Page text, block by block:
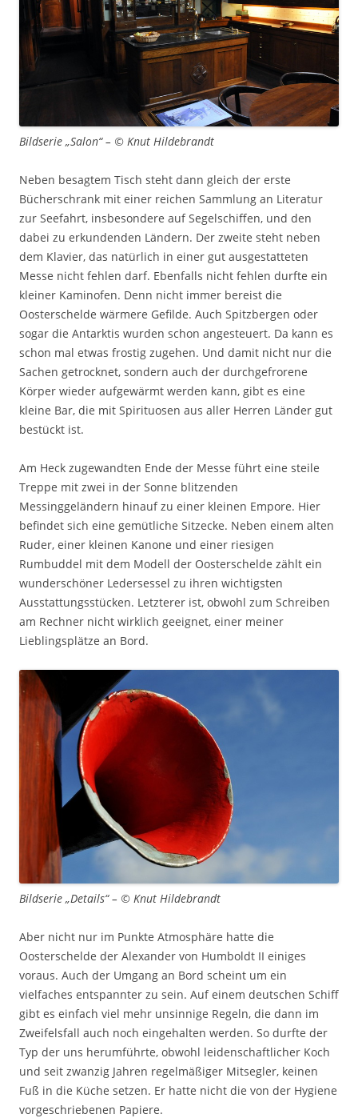
Bildserie „Salon“ – © Knut Hildebrandt
Neben besagtem Tisch steht dann gleich der erste
Bücherschrank mit einer reichen Sammlung an Literatur
zur Seefahrt, insbesondere auf Segelschiffen, und den
dabei zu erkundenden Ländern. Der zweite steht neben
dem Klavier, das natürlich in einer gut ausgestatteten
Messe nicht fehlen darf. Ebenfalls nicht fehlen durfte ein
kleiner Kaminofen. Denn nicht immer bereist die
Oosterschelde wärmere Gefilde. Auch Spitzbergen oder
sogar die Antarktis wurden schon angesteuert. Da kann es
schon mal etwas frostig zugehen. Und damit nicht nur die
Sachen getrocknet, sondern auch der durchgefrorene
Körper wieder aufgewärmt werden kann, gibt es eine
kleine Bar, die mit Spirituosen aus aller Herren Länder gut
bestückt ist.
Am Heck zugewandten Ende der Messe führt eine steile
Treppe mit zwei in der Sonne blitzenden
Messinggeländern hinauf zu einer kleinen Empore. Hier
befindet sich eine gemütliche Sitzecke. Neben einem alten
Ruder, einer kleinen Kanone und einer riesigen
Rumbuddel mit dem Modell der Oosterschelde zählt ein
wunderschöner Ledersessel zu ihren wichtigsten
Ausstattungsstücken. Letzterer ist, obwohl zum Schreiben
am Rechner nicht wirklich geeignet, einer meiner
Lieblingsplätze an Bord.
Bildserie „Details“ – © Knut Hildebrandt
Aber nicht nur im Punkte Atmosphäre hatte die
Oosterschelde der Alexander von Humboldt II einiges
voraus. Auch der Umgang an Bord scheint um ein
vielfaches entspannter zu sein. Auf einem deutschen Schiff
gibt es einfach viel mehr unsinnige Regeln, die dann im
Zweifelsfall auch noch eingehalten werden. So durfte der
Typ der uns herumführte, obwohl leidenschaftlicher Koch
und seit zwanzig Jahren regelmäßiger Mitsegler, keinen
Fuß in die Küche setzen. Er hatte nicht die von der Hygiene
vorgeschriebenen Papiere.